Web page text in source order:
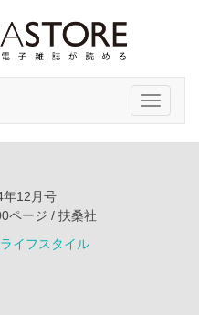
Toggle
年12月号
ページ / 扶桑社
イフスタイル